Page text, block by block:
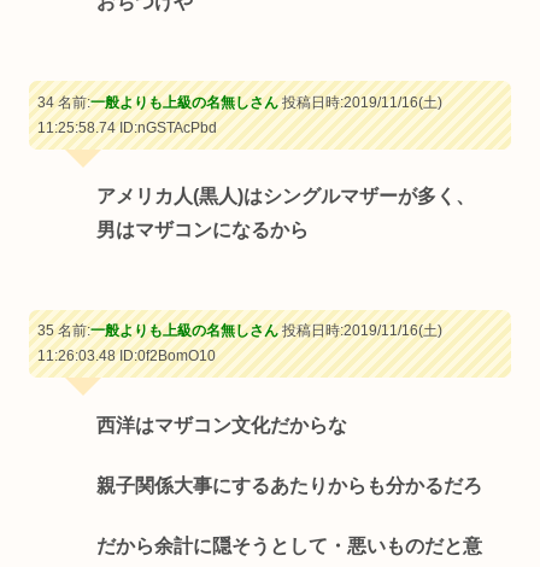
34 名前:一般よりも上級の名無しさん投稿日時:2019/11/16(土)
11:25:58.74ID:nGSTAcPbd
アメリカ人(黒人)はシングルマザーが多く、
男はマザコンになるから
35 名前:一般よりも上級の名無しさん投稿日時:2019/11/16(土)
11:26:03.48ID:0f2BomO10
西洋はマザコン文化だからな
親子関係大事にするあたりからも分かるだろ
だから余計に隠そうとして・悪いものだと意